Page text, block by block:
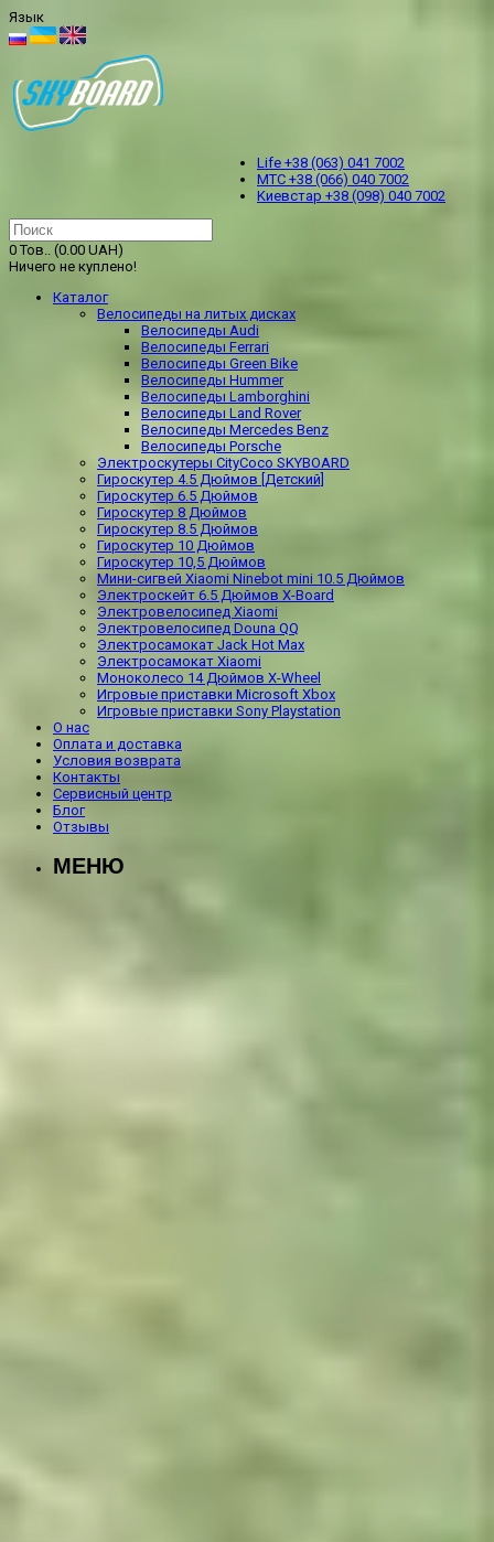
Язык
Life +38 (063) 041 7002
МТС +38 (066) 040 7002
Kиевстар +38 (098) 040 7002
0 Тов.. (0.00 UAH)
Ничего не куплено!
Каталог
Велосипеды на литых дисках
Велосипеды Audi
Велосипеды Ferrari
Велосипеды Green Bike
Велосипеды Hummer
Велосипеды Lamborghini
Велосипеды Land Rover
Велосипеды Mercedes Benz
Велосипеды Porsche
Электроскутеры CityCoco SKYBOARD
Гироскутер 4.5 Дюймов [Детский]
Гироскутер 6.5 Дюймов
Гироскутер 8 Дюймов
Гироскутер 8.5 Дюймов
Гироскутер 10 Дюймов
Гироскутер 10,5 Дюймов
Мини-сигвей Xiaomi Ninebot mini 10.5 Дюймов
Электроскейт 6.5 Дюймов X-Board
Электровелосипед Xiaomi
Электровелосипед Douna QQ
Электросамокат Jack Hot Max
Электросамокат Xiaomi
Моноколесо 14 Дюймов X-Wheel
Игровые приставки Microsoft Xbox
Игровые приставки Sony Playstation
О нас
Оплата и доставка
Условия возврата
Контакты
Сервисный центр
Блог
Отзывы
МЕНЮ